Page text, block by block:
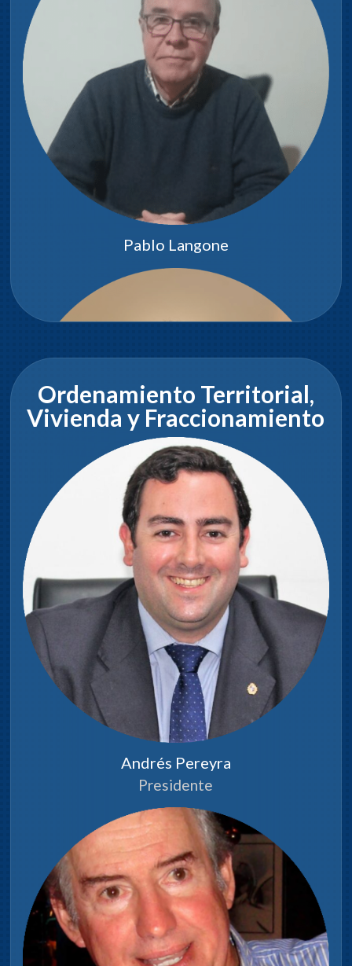
Pablo Langone
Rodrigo Castro
Dia y hora de sesiones:
Miércoles 16hs.
COMETIDOS
Atenderá en todos los asuntos que
a la Agricultura y Ganadería en el
departamento; estudiará por
iniciativa, proyectos tendientes a
incentivar el desarrollo de la
actividad agropecuaria.
Ordenamiento Territorial,
Vivienda y Fraccionamiento
Andrés Pereyra
Presidente